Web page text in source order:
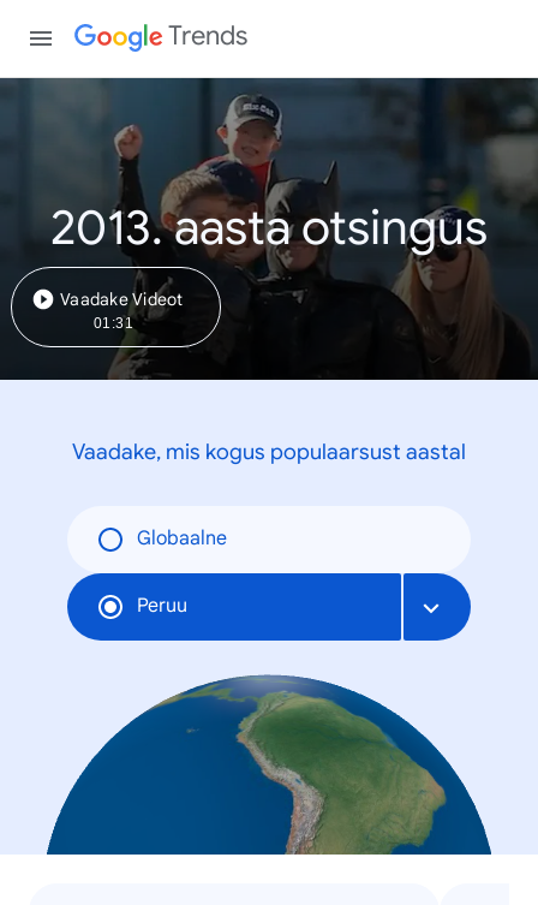
Trends
2013. aasta otsingus
Vaadake Videot
01:31
Vaadake, mis kogus populaarsust aastal
Globaalne
Peruu